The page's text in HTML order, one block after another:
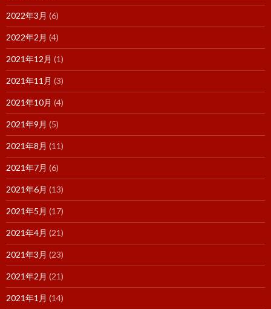
2022年3月 (6)
2022年2月 (4)
2021年12月 (1)
2021年11月 (3)
2021年10月 (4)
2021年9月 (5)
2021年8月 (11)
2021年7月 (6)
2021年6月 (13)
2021年5月 (17)
2021年4月 (21)
2021年3月 (23)
2021年2月 (21)
2021年1月 (14)